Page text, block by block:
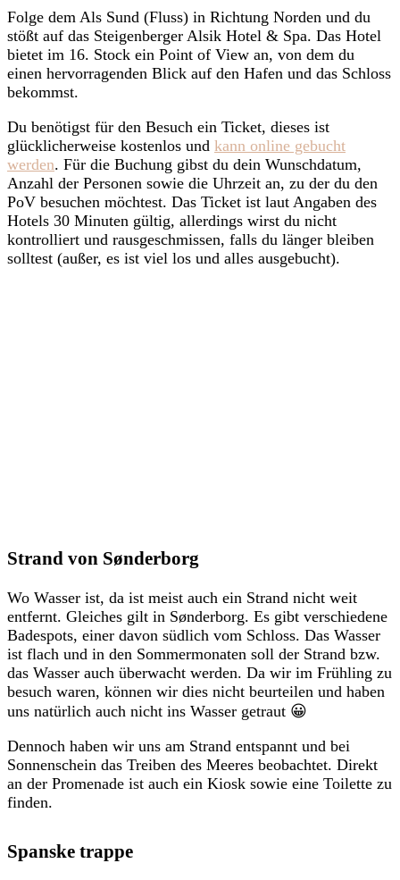
Folge dem Als Sund (Fluss) in Richtung Norden und du
stößt auf das Steigenberger Alsik Hotel & Spa. Das Hotel
bietet im 16. Stock ein Point of View an, von dem du
einen hervorragenden Blick auf den Hafen und das Schloss
bekommst.
Du benötigst für den Besuch ein Ticket, dieses ist
glücklicherweise kostenlos und kann online gebucht
werden. Für die Buchung gibst du dein Wunschdatum,
Anzahl der Personen sowie die Uhrzeit an, zu der du den
PoV besuchen möchtest. Das Ticket ist laut Angaben des
Hotels 30 Minuten gültig, allerdings wirst du nicht
kontrolliert und rausgeschmissen, falls du länger bleiben
solltest (außer, es ist viel los und alles ausgebucht).
Strand von Sønderborg
Wo Wasser ist, da ist meist auch ein Strand nicht weit
entfernt. Gleiches gilt in Sønderborg. Es gibt verschiedene
Badespots, einer davon südlich vom Schloss. Das Wasser
ist flach und in den Sommermonaten soll der Strand bzw.
das Wasser auch überwacht werden. Da wir im Frühling zu
besuch waren, können wir dies nicht beurteilen und haben
uns natürlich auch nicht ins Wasser getraut 😀
Dennoch haben wir uns am Strand entspannt und bei
Sonnenschein das Treiben des Meeres beobachtet. Direkt
an der Promenade ist auch ein Kiosk sowie eine Toilette zu
finden.
Spanske trappe